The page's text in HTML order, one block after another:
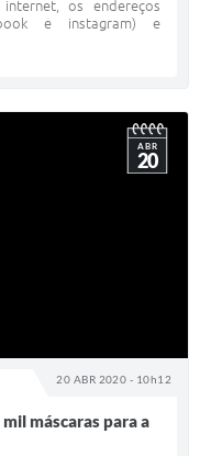
os endereços
e instagram) e
20 ABR 2020 - 10h12
ABR
20
máscaras para a